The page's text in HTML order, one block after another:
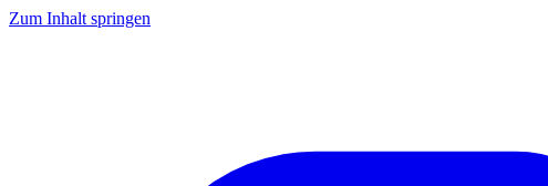
Zum Inhalt springen